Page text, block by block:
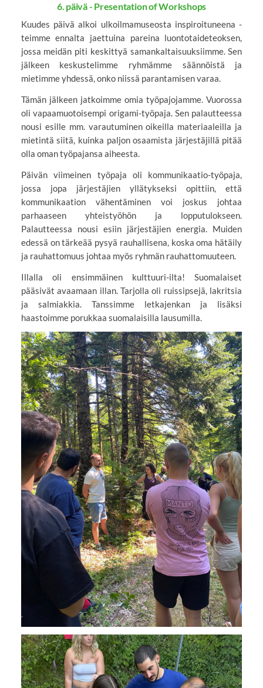
6. päivä - Presentation of Workshops
Kuudes päivä alkoi ulkoilmamuseosta inspiroituneena -
teimme ennalta jaettuina pareina luontotaideteoksen,
jossa meidän piti keskittyä samankaltaisuuksiimme. Sen
jälkeen keskustelimme ryhmämme säännöistä ja
mietimme yhdessä, onko niissä parantamisen varaa.
Tämän jälkeen jatkoimme omia työpajojamme. Vuorossa
oli vapaamuotoisempi origami-työpaja. Sen palautteessa
nousi esille mm. varautuminen oikeilla materiaaleilla ja
mietintä siitä, kuinka paljon osaamista järjestäjillä pitää
olla oman työpajansa aiheesta.
Päivän viimeinen työpaja oli kommunikaatio-työpaja,
jossa jopa järjestäjien yllätykseksi opittiin, että
kommunikaation vähentäminen voi joskus johtaa
parhaaseen yhteistyöhön ja lopputulokseen.
Palautteessa nousi esiin järjestäjien energia. Muiden
edessä on tärkeää pysyä rauhallisena, koska oma hätäily
ja rauhattomuus johtaa myös ryhmän rauhattomuuteen.
Illalla oli ensimmäinen kulttuuri-ilta! Suomalaiset
pääsivät avaamaan illan. Tarjolla oli ruissipsejä, lakritsia
ja salmiakkia. Tanssimme letkajenkan ja lisäksi
haastoimme porukkaa suomalaisilla lausumilla.